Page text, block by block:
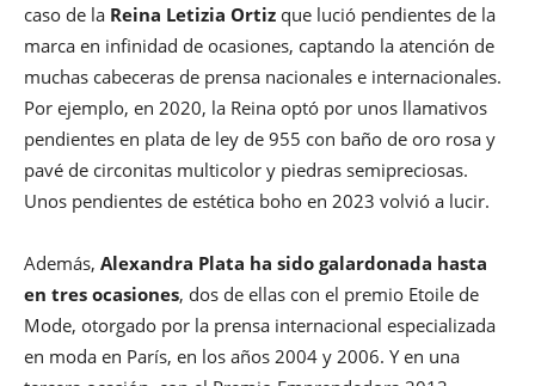
caso de la Reina Letizia Ortiz que lució pendientes de la
marca en infinidad de ocasiones, captando la atención de
muchas cabeceras de prensa nacionales e internacionales.
Por ejemplo, en 2020, la Reina optó por unos llamativos
pendientes en plata de ley de 955 con baño de oro rosa y
pavé de circonitas multicolor y piedras semipreciosas.
Unos pendientes de estética boho en 2023 volvió a lucir.
Además, Alexandra Plata ha sido galardonada hasta
en tres ocasiones, dos de ellas con el premio Etoile de
Mode, otorgado por la prensa internacional especializada
en moda en París, en los años 2004 y 2006. Y en una